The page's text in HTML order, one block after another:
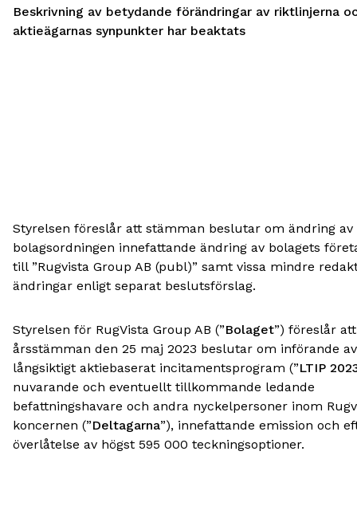
Beskrivning av betydande förändringar av riktlinjerna
aktieägarnas synpunkter har beaktats
Styrelsen föreslår att stämman beslutar om ändring av
bolagsordningen innefattande ändring av bolagets
till ”Rugvista Group AB (publ)” samt vissa mindre
ändringar enligt separat beslutsförslag.
Styrelsen för RugVista Group AB (”Bolaget”) föreslår att
årsstämman den 25 maj 2023 beslutar om införande
långsiktigt aktiebaserat incitamentsprogram (”LTIP
nuvarande och eventuellt tillkommande ledande
befattningshavare och andra nyckelpersoner inom
koncernen (”Deltagarna”), innefattande emission och
överlåtelse av högst 595 000 teckningsoptioner.